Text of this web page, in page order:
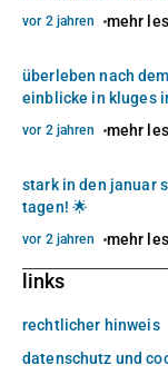
vor 2 jahren mehr
überleben nach
einblicke in kluges
vor 2 jahren mehr
stark in den januar
tagen! 🌟
vor 2 jahren mehr
links
rechtlicher hinweis
datenschutz und